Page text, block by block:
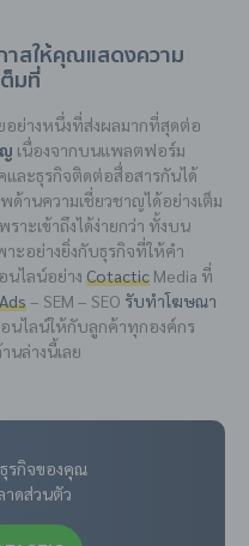
าสให้คุณแสดงความ
ต็มที่
อย่างหนึ่งที่ส่งผลมากที่สุดต่อ
เนื่องจากบนแพลตฟอร์ม
ละธุรกิจติดต่อสื่อสารกันได้
ด้านความเชี่ยวชาญได้อย่างเต็ม
าะเข้าถึงได้ง่ายกว่า ทั้งบน
าะอย่างยิ่งกับธุรกิจที่ให้คำ
นไลน์อย่าง Cotactic Media ที่
– SEM – SEO รับทำโฆษณา
นไลน์ให้กับลูกค้าทุกองค์กร
ล่างนี้เลย
รกิจของคุณ
ดส่วนตัว